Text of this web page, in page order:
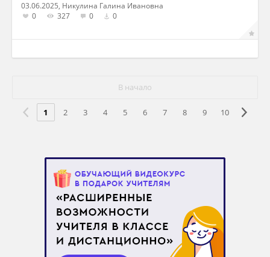
03.06.2025, Никулина Галина Ивановна
0
327 0 0
В начало
1 2 3 4 5 6 7 8 9 10